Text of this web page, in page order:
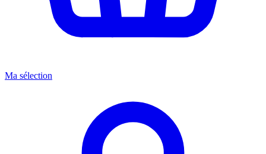
Ma sélection